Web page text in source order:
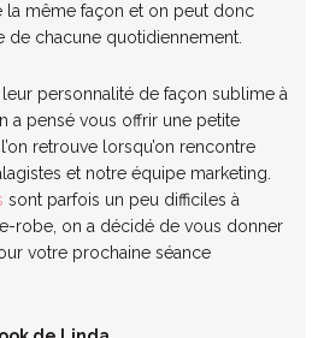
la même façon et on peut donc
de chacune quotidiennement.
personnalité de façon sublime à
a pensé vous offrir une petite
retrouve lorsqu’on rencontre
et notre équipe marketing.
sont parfois un peu difficiles à
robe, on a décidé de vous donner
votre prochaine séance